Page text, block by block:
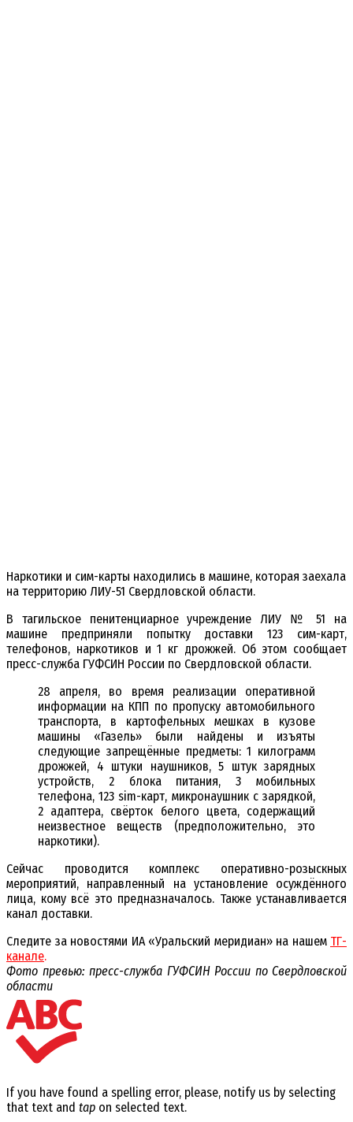
Наркотики и сим-карты находились в машине, которая заехала
на территорию ЛИУ-51 Свердловской области.
В тагильское пенитенциарное учреждение ЛИУ № 51 на
машине предприняли попытку доставки 123 сим-карт,
телефонов, наркотиков и 1 кг дрожжей. Об этом сообщает
пресс-служба ГУФСИН России по Свердловской области.
28 апреля, во время реализации оперативной
информации на КПП по пропуску автомобильного
транспорта, в картофельных мешках в кузове
машины «Газель» были найдены и изъяты
следующие запрещённые предметы: 1 килограмм
дрожжей, 4 штуки наушников, 5 штук зарядных
устройств, 2 блока питания, 3 мобильных
телефона, 123 sim-карт, микронаушник с зарядкой,
2 адаптера, свёрток белого цвета, содержащий
неизвестное веществ (предположительно, это
наркотики).
Сейчас проводится комплекс оперативно-розыскных
мероприятий, направленный на установление осуждённого
лица, кому всё это предназначалось. Также устанавливается
канал доставки.
Следите за новостями ИА «Уральский меридиан» на нашем ТГ-
канале.
Фото превью: пресс-служба ГУФСИН России по Свердловской
области
If you have found a spelling error, please, notify us by selecting
that text and tap on selected text.